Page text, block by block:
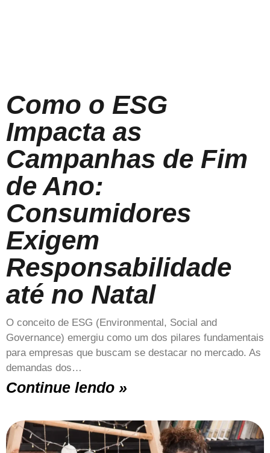
Como o ESG
Impacta as
Campanhas de Fim
de Ano:
Consumidores
Exigem
Responsabilidade
até no Natal
O conceito de ESG (Environmental, Social and
Governance) emergiu como um dos pilares fundamentais
para empresas que buscam se destacar no mercado. As
demandas dos…
Continue lendo »